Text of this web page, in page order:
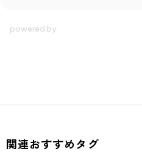
関連おすすめタグ